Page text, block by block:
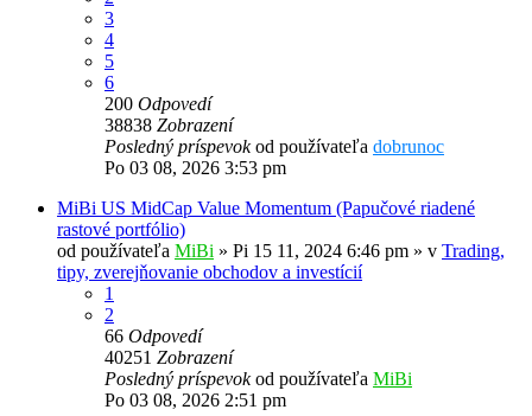
3
4
5
6
200 Odpovedí
38838 Zobrazení
Posledný príspevokod používateľa dobrunoc
Po 03 08, 2026 3:53 pm
MiBi US MidCap Value Momentum (Papučové riadené
rastové portfólio)
od používateľa MiBi » Pi 15 11, 2024 6:46 pm » v Trading,
tipy, zverejňovanie obchodov a investícií
1
2
66 Odpovedí
40251 Zobrazení
Posledný príspevokod používateľa MiBi
Po 03 08, 2026 2:51 pm